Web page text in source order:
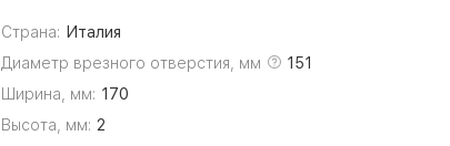
Страна: Италия
Диаметр врезного отверстия, мм
151
Ширина, мм: 170
Высота, мм: 2